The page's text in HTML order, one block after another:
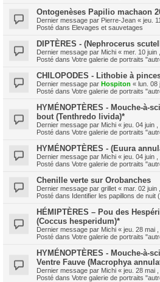
Ontogenèses Papilio machaon
Dernier message par Pierre-Jean « jeu.
Posté dans Elevages et sauvetages
DIPTÈRES - (Nephrocerus
Dernier message par Michi « mer. 10 juin
Posté dans Votre galerie de portraits
CHILOPODES - Lithobie à
Dernier message par Hospiton « lun. 08
Posté dans Votre galerie de portraits
HYMÉNOPTÈRES - Mouche-à-
bout (Tenthredo livida)*
Dernier message par Michi « jeu. 04 juin
Posté dans Votre galerie de portraits
HYMÉNOPTÈRES - (Euura
Dernier message par Michi « jeu. 04 juin
Posté dans Votre galerie de portraits
Chenille verte sur Orobanches
Dernier message par grillet « mar. 02 juin
Posté dans Identifier les papillons de nuit
HÉMIPTÈRES – Pou des
(Coccus hesperidum)*
Dernier message par Michi « jeu. 28 mai ,
Posté dans Votre galerie de portraits
HYMÉNOPTÈRES - Mouche-à-
Ventre Fauve (Macrophya
Dernier message par Michi « jeu. 28 mai
Posté dans Votre galerie de portraits